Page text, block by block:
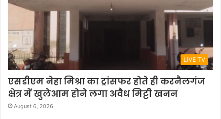
LIVE TV
एसडीएम नेहा मिश्रा का ट्रांसफर होते ही करनैलगंज
क्षेत्र में खुलेआम होने लगा अवैध मिट्टी खनन
August 6, 2026